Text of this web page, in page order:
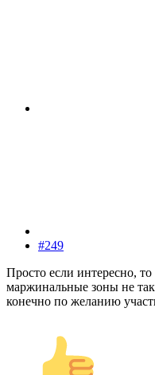
#249
Просто если интересно,
маржинальные зоны не
конечно по желанию